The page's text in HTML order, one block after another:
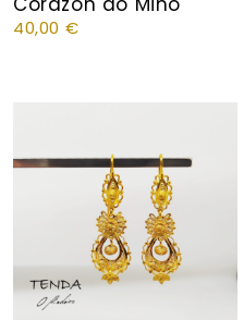
40,00 €